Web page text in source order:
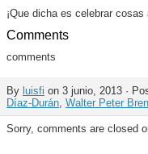
¡Que dicha es celebrar
Comments
comments
By luisfi on 3 junio, 2013 ·
Díaz-Durán, Walter Peter
Sorry, comments are closed